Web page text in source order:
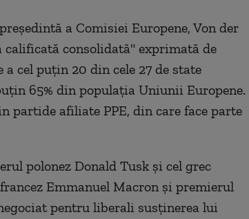
a Comisiei Europene, Von der
calificată consolidată" exprimată de
cel puţin 20 din cele 27 de state
65% din populaţia Uniunii Europene.
partide afiliate PPE, din care face parte
polonez Donald Tusk şi cel grec
Emmanuel Macron şi premierul
pentru liberali susţinerea lui